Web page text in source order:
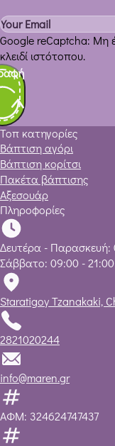
παραλλαγές.
Οι
επιλογές
μπορούν
να
επιλεγούν
στη
σελίδα
του
προϊόντος
Google reCaptcha: Μη
κλειδί ιστότοπου.
Πληροφορίες
Δευτέρα - Παρασκευή:
Σάββατο: 09:00 - 21:00
Staratigoy Tzanakaki,
2821020244
info@maren.gr
ΑΦΜ: 324624747437
Τοπ κατηγορίες
Βάπτιση αγόρι
Βάπτιση κορίτσι
Πακέτα βάπτισης
Αξεσουάρ